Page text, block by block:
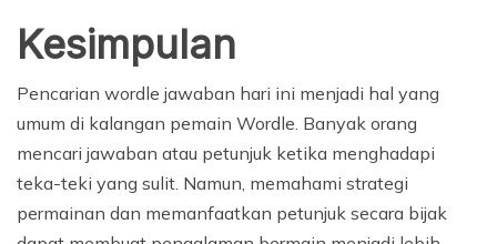
Kesimpulan
Pencarian wordle jawaban hari ini menjadi hal yang
umum di kalangan pemain Wordle. Banyak orang
mencari jawaban atau petunjuk ketika menghadapi
teka-teki yang sulit. Namun, memahami strategi
permainan dan memanfaatkan petunjuk secara bijak